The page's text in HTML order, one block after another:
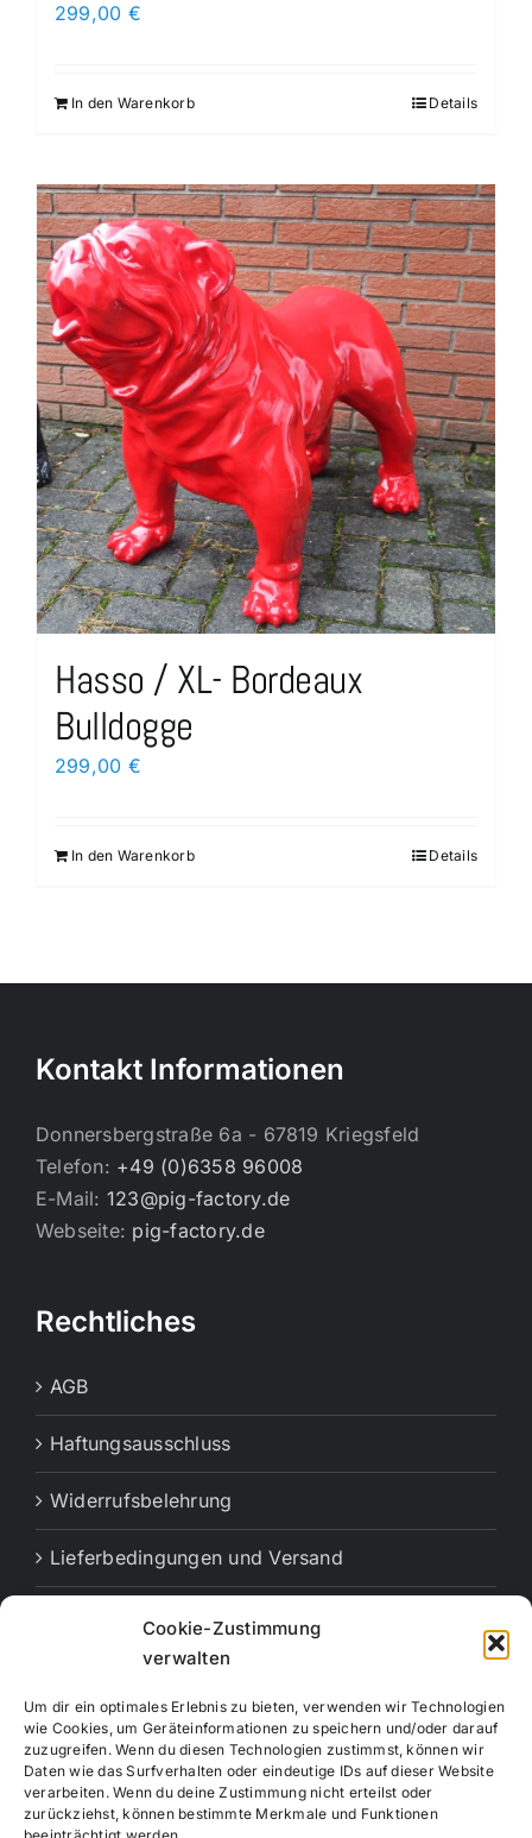
Cookie-Zustimmung
verwalten
Um dir ein optimales Erlebnis zu bieten, verwenden wir Technologien
wie Cookies, um Geräteinformationen zu speichern und/oder darauf
zuzugreifen. Wenn du diesen Technologien zustimmst, können wir
Daten wie das Surfverhalten oder eindeutige IDs auf dieser Website
verarbeiten. Wenn du deine Zustimmung nicht erteilst oder
zurückziehst, können bestimmte Merkmale und Funktionen
299,00 €
In den Warenkorb Details
Hasso / XL- Bordeaux
Bulldogge
299,00 €
In den Warenkorb Details
Kontakt Informationen
Donnersbergstraße 6a - 67819 Kriegsfeld
Telefon: +49 (0)6358 96008
E-Mail: 123@pig-factory.de
Webseite: pig-factory.de
Rechtliches
AGB
Haftungsausschluss
Widerrufsbelehrung
Lieferbedingungen und Versand
Cookie-Richtlinie (EU)
Vertrag widerrufen